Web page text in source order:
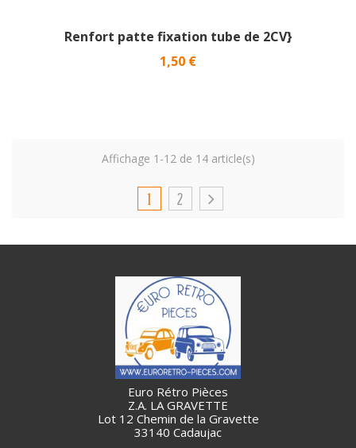
Renfort patte fixation tube de 2CV}
Prix
1,50 €
Affichage 1-12 de 14 article(s)
1 2
Euro Rétro Pièces
Z.A. LA GRAVETTE
Lot 12 Chemin de la Gravette
33140 Cadaujac